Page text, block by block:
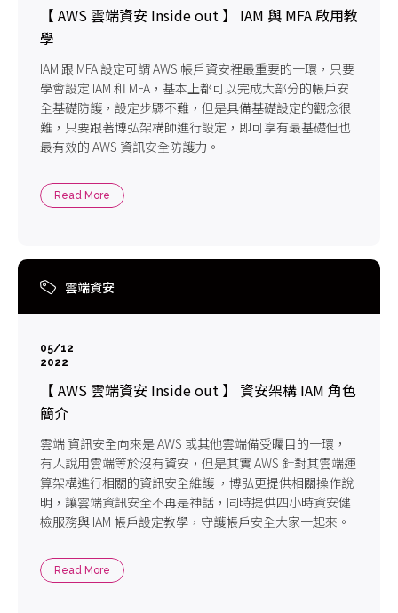
【 AWS 雲端資安 Inside out 】 IAM 與 MFA 啟用教
學
IAM 跟 MFA 設定可謂 AWS 帳戶資安裡最重要的一環，只要
學會設定 IAM 和 MFA，基本上都可以完成大部分的帳戶安
全基礎防護，設定步驟不難，但是具備基礎設定的觀念很
難，只要跟著博弘架構師進行設定，即可享有最基礎但也
最有效的 AWS 資訊安全防護力。
Read More
雲端資安
05/12
2022
【 AWS 雲端資安 Inside out 】 資安架構 IAM 角色
簡介
雲端 資訊安全向來是 AWS 或其他雲端備受矚目的一環，
有人說用雲端等於沒有資安，但是其實 AWS 針對其雲端運
算架構進行相關的資訊安全維護 ，博弘更提供相關操作說
明，讓雲端資訊安全不再是神話，同時提供四小時資安健
檢服務與 IAM 帳戶設定教學，守護帳戶安全大家一起來。
Read More